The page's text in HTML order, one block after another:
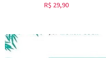
R$ 29,90